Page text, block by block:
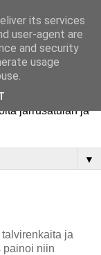
jarrusatulan ja
▼
ja
painoi niin
its services
user-agent are
and security
usage